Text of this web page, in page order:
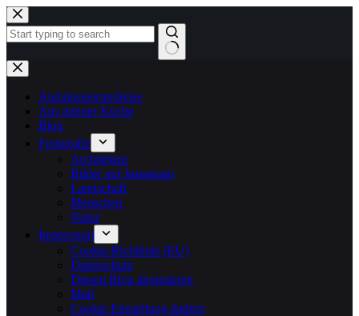
Zum
Inhalt
springen
Keine
Ergebnisse
Andalusienrundreise
Aus meiner Küche
Blog
Fotografie
Architektur
Bilder auf Instagram
Landschaft
Menschen
Natur
Impressum
Cookie-Richtlinie (EU)
Datenschutz
Diesen Blog abonnieren
Mail
Cookie Einstellung ändern